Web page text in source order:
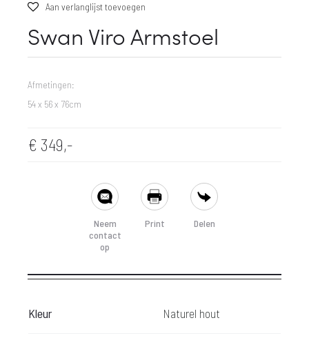
Aan verlanglijst toevoegen
Swan Viro Armstoel
Afmetingen:
54 x 56 x 76cm
€ 349,-
Neem
contact
op
Print Delen
Kleur Naturel hout